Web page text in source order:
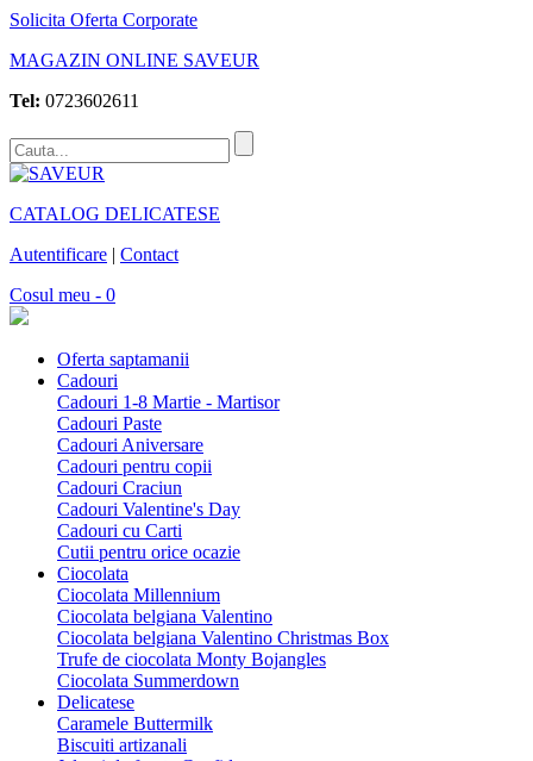
Solicita Oferta Corporate
MAGAZIN ONLINE SAVEUR
Tel: 0723602611
CATALOG DELICATESE
Autentificare | Contact
Cosul meu - 0
Oferta saptamanii
Cadouri
Cadouri 1-8 Martie - Martisor
Cadouri Paste
Cadouri Aniversare
Cadouri pentru copii
Cadouri Craciun
Cadouri Valentine's Day
Cadouri cu Carti
Cutii pentru orice ocazie
Ciocolata
Ciocolata Millennium
Ciocolata belgiana Valentino
Ciocolata belgiana Valentino Christmas Box
Trufe de ciocolata Monty Bojangles
Ciocolata Summerdown
Delicatese
Caramele Buttermilk
Biscuiti artizanali